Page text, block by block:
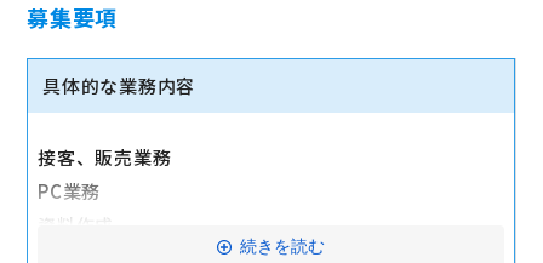
募集要項
具体的な業務内容
接客、販売業務
PC業務
資料作成
続きを読む